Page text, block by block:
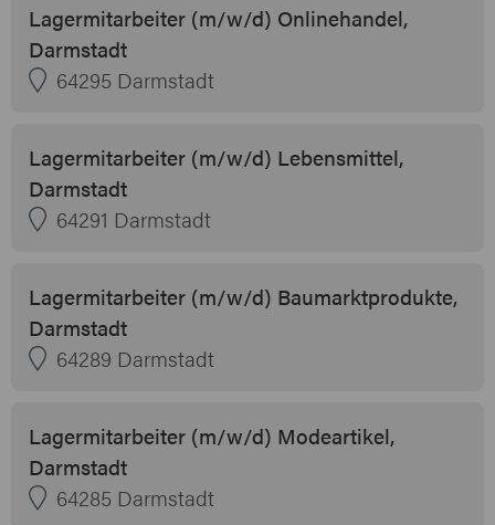
Lagermitarbeiter (m/w/d) Onlinehandel,
Darmstadt
64295 Darmstadt
Lagermitarbeiter (m/w/d) Lebensmittel,
Darmstadt
64291 Darmstadt
Lagermitarbeiter (m/w/d) Baumarktprodukte,
Darmstadt
64289 Darmstadt
Lagermitarbeiter (m/w/d) Modeartikel,
Darmstadt
64285 Darmstadt